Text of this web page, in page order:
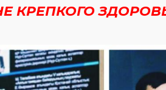
КРЕПКОГО